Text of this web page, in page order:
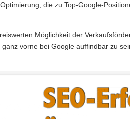
die zu Top-Google-
Möglichkeit der
vorne bei Google auffindbar zu